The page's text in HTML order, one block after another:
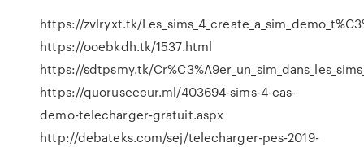
https://zvlryxt.tk/
https://ooebkdh.tk/1537.html
https://sdtpsmy.tk/
https://quoruseecur.ml/403694-sims-4-cas-
demo-telecharger-gratuit.aspx
http://debateks.com/sej/telecharger-pes-2019-